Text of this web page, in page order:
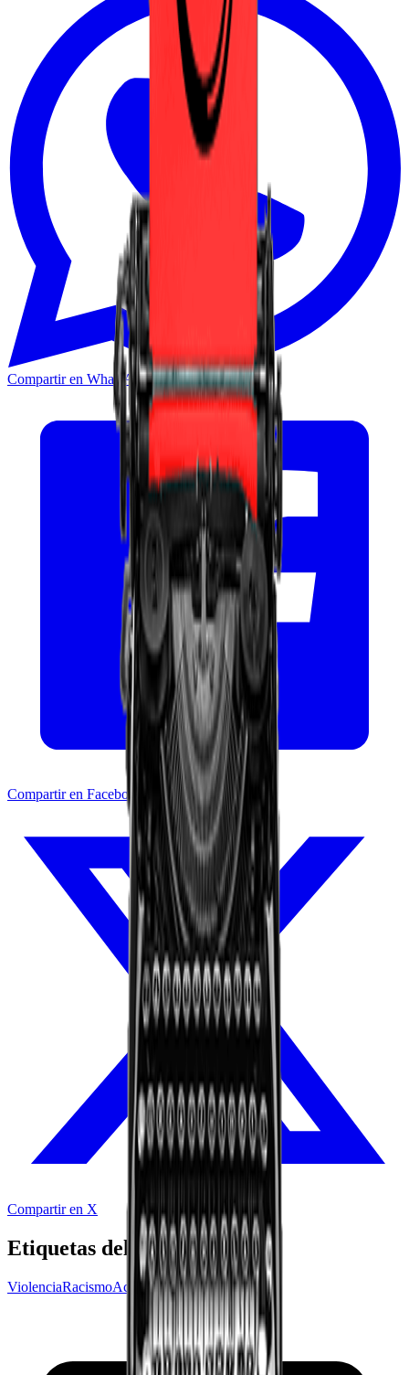
Compartir en WhatsApp
Compartir en Facebook
Compartir en X
Etiquetas del audio
ViolenciaRacismoAcoso